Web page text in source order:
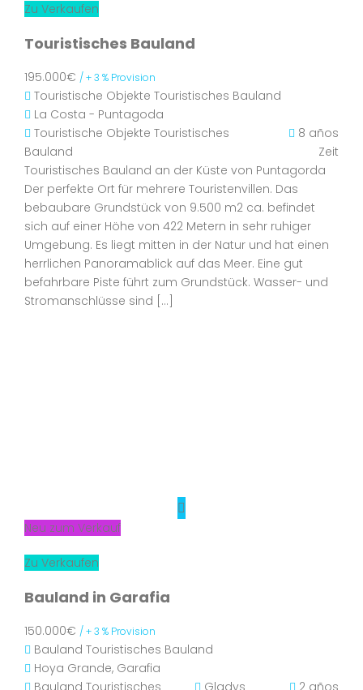
Zu Verkaufen
Touristisches Bauland
195.000€ / + 3 % Provision
Touristische Objekte Touristisches Bauland
La Costa - Puntagoda
Touristische Objekte Touristisches
Bauland
8 años
Zeit
Touristisches Bauland an der Küste von Puntagorda
Der perfekte Ort für mehrere Touristenvillen. Das
bebaubare Grundstück von 9.500 m2 ca. befindet
sich auf einer Höhe von 422 Metern in sehr ruhiger
Umgebung. Es liegt mitten in der Natur und hat einen
herrlichen Panoramablick auf das Meer. Eine gut
befahrbare Piste führt zum Grundstück. Wasser- und
Stromanschlüsse sind […]
Neu zum Verkauf
Zu Verkaufen
Bauland in Garafia
150.000€ / + 3 % Provision
Bauland Touristisches Bauland
Hoya Grande, Garafia
Bauland Touristisches
Gladys
2 años